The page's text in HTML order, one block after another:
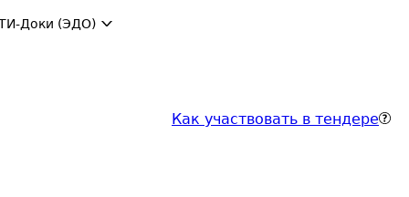
Доки (ЭДО)
Как участвовать в тендере